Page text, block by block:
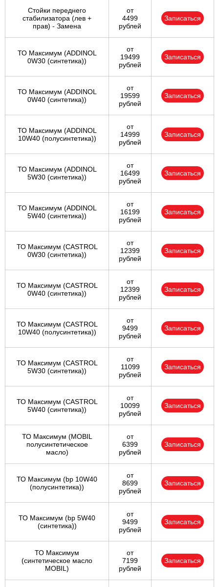
Стойки переднего
стабилизатора (лев +
прав) - Замена
от
4499
рублей
Записаться
ТО Максимум (ADDINOL
0W30 (синтетика))
от
19499
рублей
Записаться
ТО Максимум (ADDINOL
0W40 (синтетика))
от
19599
рублей
Записаться
ТО Максимум (ADDINOL
10W40 (полусинтетика))
от
14999
рублей
Записаться
ТО Максимум (ADDINOL
5W30 (синтетика))
от
16499
рублей
Записаться
ТО Максимум (ADDINOL
5W40 (синтетика))
от
16199
рублей
Записаться
ТО Максимум (CASTROL
0W30 (синтетика))
от
12399
рублей
Записаться
ТО Максимум (CASTROL
0W40 (синтетика))
от
12399
рублей
Записаться
ТО Максимум (CASTROL
10W40 (полусинтетика))
от
9499
рублей
Записаться
ТО Максимум (CASTROL
5W30 (синтетика))
от
11099
рублей
Записаться
ТО Максимум (CASTROL
5W40 (синтетика))
от
10099
рублей
Записаться
ТО Максимум (MOBIL
полуcинтетическое
масло)
от
6399
рублей
Записаться
ТО Максимум (bp 10W40
(полусинтетика))
от
8699
рублей
Записаться
ТО Максимум (bp 5W40
(синтетика))
от
9499
рублей
Записаться
ТО Максимум
(cинтетическое масло
MOBIL)
от
7199
рублей
Записаться